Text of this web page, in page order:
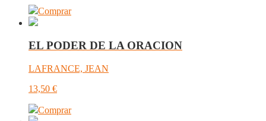
Comprar
EL PODER DE LA ORACION
LAFRANCE, JEAN
13,50 €
Comprar